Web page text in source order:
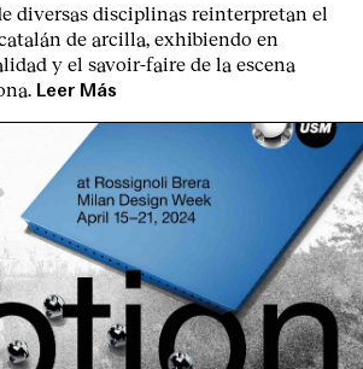
diversas disciplinas reinterpretan el
de arcilla, exhibiendo en
y el savoir-faire de la escena
Leer Más